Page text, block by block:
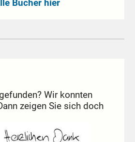
Bücher hier
Wir konnten
zeigen Sie sich doch